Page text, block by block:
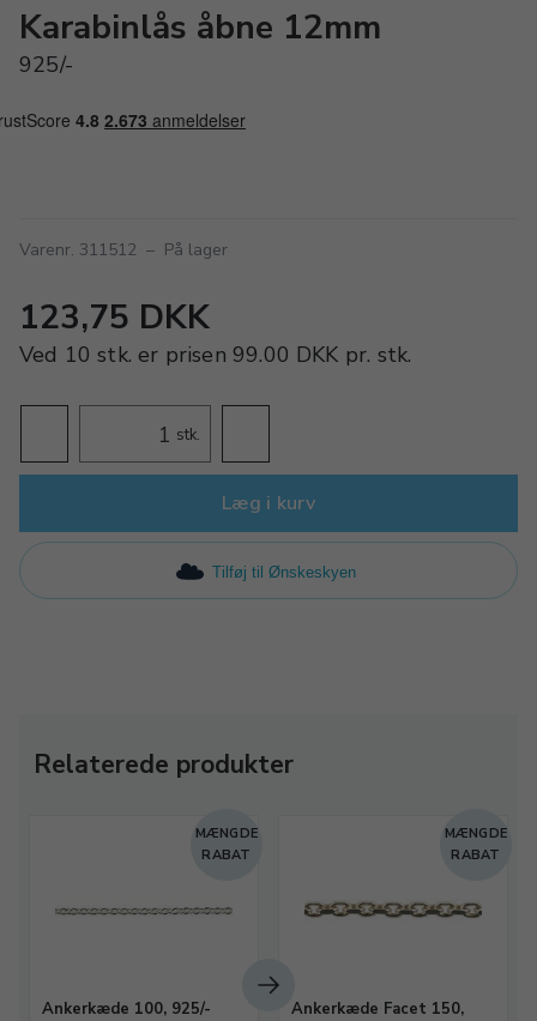
Karabinlås åbne 12mm
925/-
Varenr. 311512 – På lager
123,75 DKK
Ved 10 stk. er prisen 99.00 DKK pr. stk.
stk.
Læg i kurv
Tilføj til Ønskeskyen
Relaterede produkter
MÆNGDE
RABAT
Ankerkæde 100, 925/-
MÆNGDE
RABAT
Ankerkæde Facet 150,